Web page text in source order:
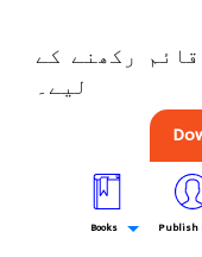
رکھنے کے
لیے۔
محسوس کرنا
ضروری ہے۔
Books Publish